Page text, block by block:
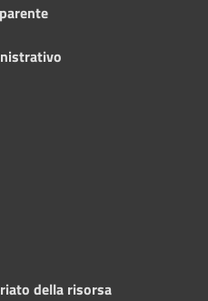
della risorsa